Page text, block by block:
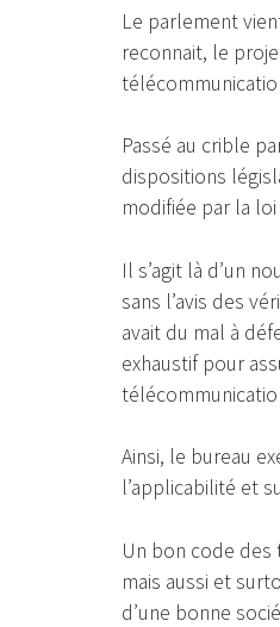
Le parlement
reconnait, le
Passé au crible
dispositions
modifiée par la loi
Il s’agit là d’un
sans l’avis des
avait du mal à
exhaustif pour
Ainsi, le bureau
l’applicabilité et
Un bon code
mais aussi et
d’une bonne